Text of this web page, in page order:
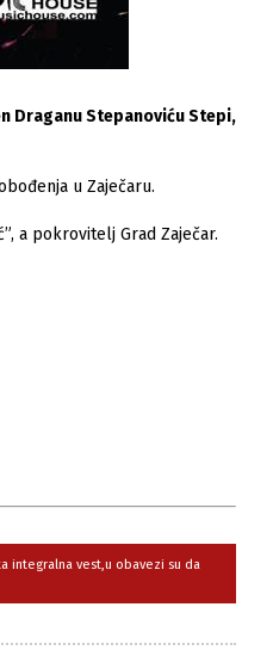
Draganu Stepanoviću Stepi,
u Zaječaru.
a pokrovitelj Grad Zaječar.
integralna vest,u obavezi su da